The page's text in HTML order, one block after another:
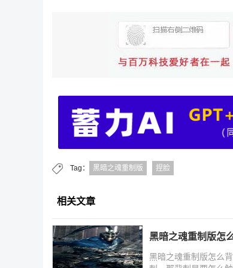
Tag： 黑暗之魂重制版 捏脸
相关文章
黑暗之魂重制版怎
黑暗之魂重制版怎么